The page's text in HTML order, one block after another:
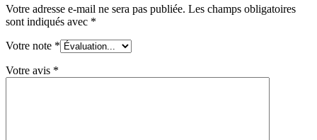
Votre adresse e-mail ne sera pas publiée. Les champs obligatoires
sont indiqués avec *
Votre note *
Votre avis *